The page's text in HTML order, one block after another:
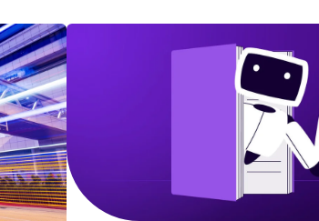
Rapport 2025 sur le recrutement